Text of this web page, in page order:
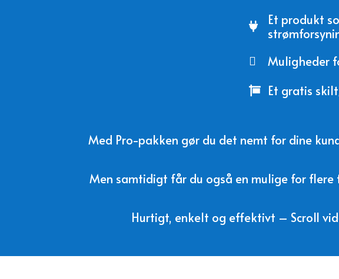

Et produkt
 Muligheder
 Et gratis
Med Pro-pakken gør du det nemt for dine
Men samtidigt får du også en mulige for
Hurtigt, enkelt og effektivt – Scroll